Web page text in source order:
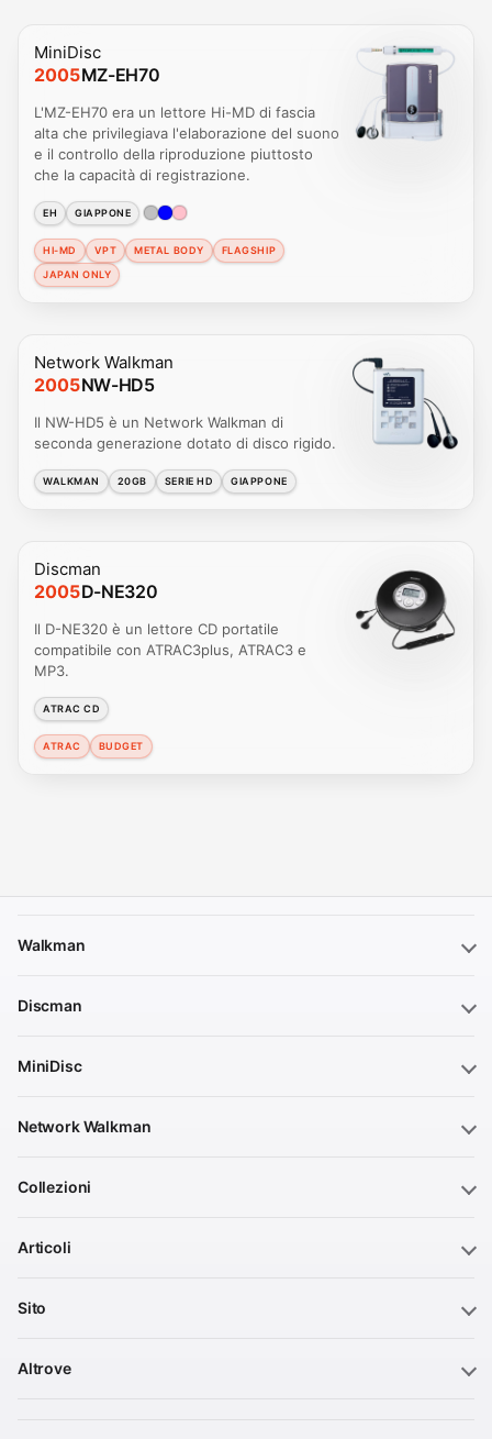
MiniDisc
2005MZ-EH70
L'MZ-EH70 era un lettore Hi-MD di fascia
alta che privilegiava l'elaborazione del suono
e il controllo della riproduzione piuttosto
che la capacità di registrazione.
EH GIAPPONE
HI-MD VPT METAL BODY
FLAGSHIP
JAPAN ONLY
Network Walkman
2005NW-HD5
Il NW-HD5 è un Network Walkman di
seconda generazione dotato di disco rigido.
WALKMAN 20GB SERIE HD GIAPPONE
Discman
2005D-NE320
Il D-NE320 è un lettore CD portatile
compatibile con ATRAC3plus, ATRAC3 e
MP3.
ATRAC CD
ATRAC BUDGET
Walkman
Discman
MiniDisc
Network Walkman
Collezioni
Articoli
Sito
Altrove